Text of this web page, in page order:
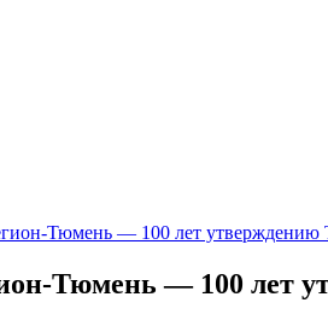
Тюмень — 100 лет утверждению
Тюмень — 100 лет